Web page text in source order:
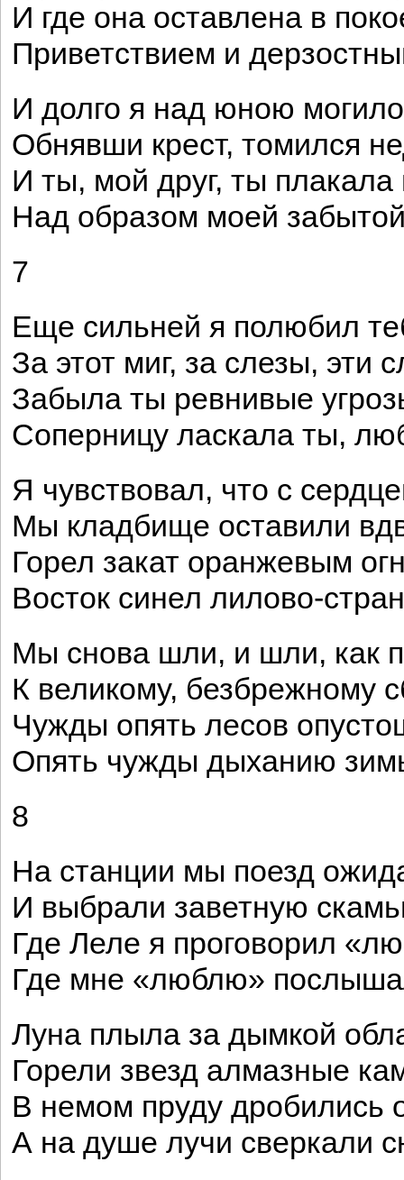
И где она оставлена в
Приветствием и
И долго я над юною
Обнявши крест, томился
И ты, мой друг, ты
Над образом моей
7
Еще сильней я полюбил
За этот миг, за слезы, эти
Забыла ты ревнивые
Соперницу ласкала ты,
Я чувствовал, что с
Мы кладбище оставили
Горел закат оранжевым
Восток синел лилово-
Мы снова шли, и шли, как
К великому, безбрежному
Чужды опять лесов
Опять чужды дыханию
8
На станции мы поезд
И выбрали заветную
Где Леле я проговорил
Где мне «люблю»
Луна плыла за дымкой
Горели звезд алмазные
В немом пруду дробились
А на душе лучи сверкали